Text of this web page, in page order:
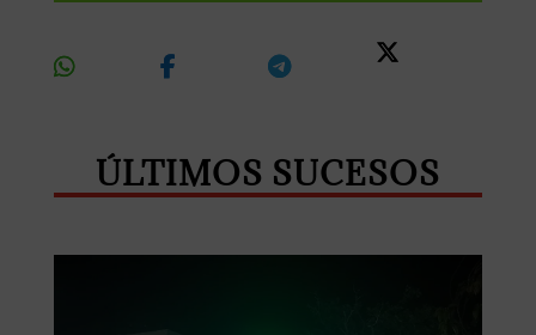
ÚLTIMOS SUCESOS